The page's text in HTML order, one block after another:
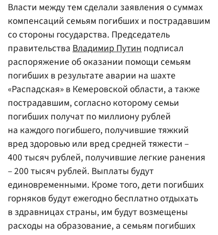
Власти между тем сделали заявления о суммах
компенсаций семьям погибших и пострадавшим
со стороны государства. Председатель
правительстваВладимир Путинподписал
распоряжение об оказании помощи семьям
погибших в результате аварии на шахте
«Распадская» в Кемеровской области, а также
пострадавшим, согласно которому семьи
погибших получат по миллиону рублей
на каждого погибшего, получившие тяжкий
вред здоровью или вред средней тяжести –
400 тысяч рублей, получившие легкие ранения
– 200 тысяч рублей. Выплаты будут
единовременными. Кроме того, дети погибших
горняков будут ежегодно бесплатно отдыхать
в здравницах страны, им будут возмещены
расходы на образование, а семьям погибших